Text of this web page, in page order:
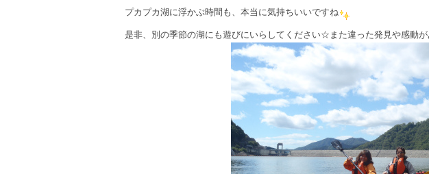
プカプカ湖に浮かぶ時間も、本当に気持ちいいですね
是非、別の季節の湖にも遊びにいらしてください☆また違った発見や感動